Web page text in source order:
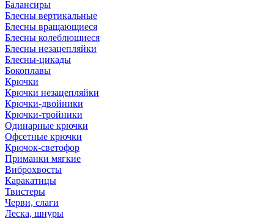
Балансиры
Блесны вертикальные
Блесны вращающиеся
Блесны колеблющиеся
Блесны незацепляйки
Блесны-цикады
Бокоплавы
Крючки
Крючки незацепляйки
Крючки-двойники
Крючки-тройники
Одинарные крючки
Офсетные крючки
Крючок-светофор
Приманки мягкие
Виброхвосты
Каракатицы
Твистеры
Черви, слаги
Леска, шнуры